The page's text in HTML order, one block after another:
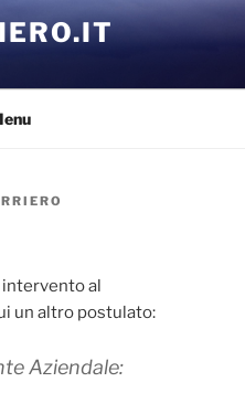
al
un altro postulato:
Aziendale: